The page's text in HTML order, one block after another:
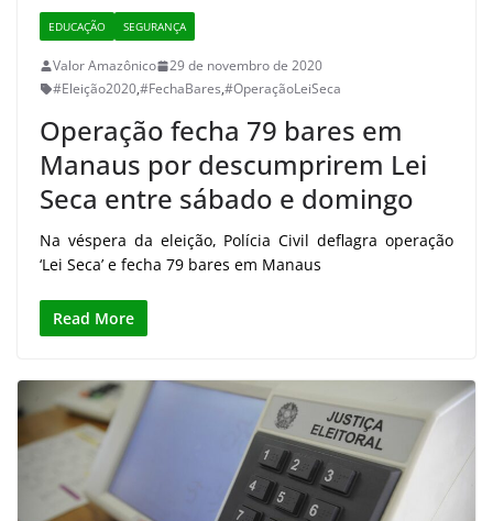
EDUCAÇÃO SEGURANÇA
Valor Amazônico
29 de novembro de 2020
#Eleição2020,#FechaBares,#OperaçãoLeiSeca
Operação fecha 79 bares em
Manaus por descumprirem Lei
Seca entre sábado e domingo
Na véspera da eleição, Polícia Civil deflagra operação
‘Lei Seca’ e fecha 79 bares em Manaus
Read More